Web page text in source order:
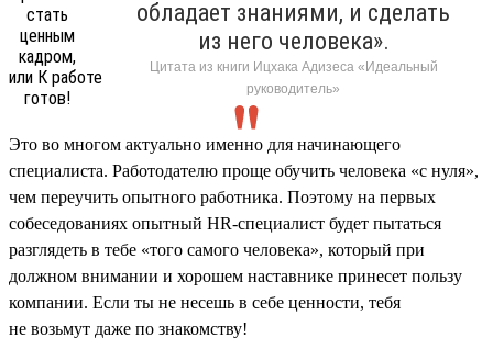
обладает знаниями, и сделать
из него человека».
Цитата из книги Ицхака Адизеса «Идеальный
руководитель»
Это во многом актуально именно для начинающего
специалиста. Работодателю проще обучить человека «с нуля»,
чем переучить опытного работника. Поэтому на первых
собеседованиях опытный HR-специалист будет пытаться
разглядеть в тебе «того самого человека», который при
должном внимании и хорошем наставнике принесет пользу
компании. Если ты не несешь в себе ценности, тебя
не возьмут даже по знакомству!